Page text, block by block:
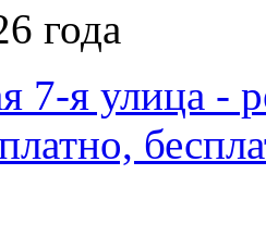
года
7-я улица -